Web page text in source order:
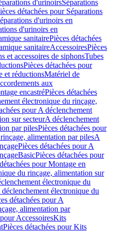
d'urinoirsSéparations
détachées pour Séparations
d'urinoirs en
d'urinoirs en
sanitairePièces détachées
sanitaireAccessoiresPièces
et accessoires de siphonsTubes
Pièces détachées pour
et réductionsMatériel de
aux
encastréPièces détachées
électronique du rinçage,
pour A déclenchement
sur secteurA déclenchement
par pilesPièces détachées pour
alimentation par pilesA
Pièces détachées pour A
BasicPièces détachées pour
pour Montage en
du rinçage, alimentation sur
électronique du
électronique du
détachées pour A
alimentation par
AccessoiresKits
Pièces détachées pour Kits